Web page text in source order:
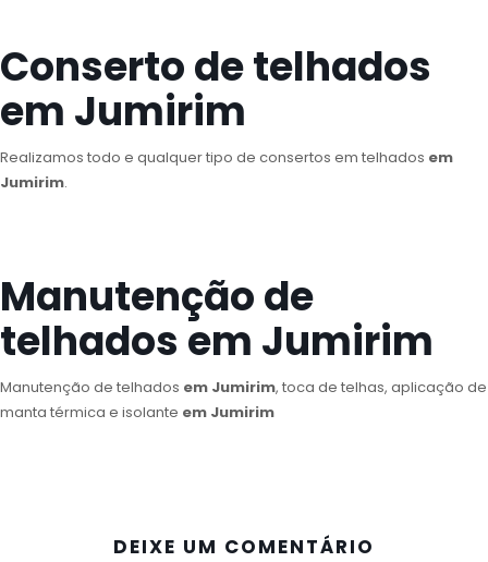
Conserto de telhados
em Jumirim
Realizamos todo e qualquer tipo de consertos em telhados em
Jumirim.
Manutenção de
telhados em Jumirim
Manutenção de telhados em Jumirim, toca de telhas, aplicação de
manta térmica e isolante em Jumirim
DEIXE UM COMENTÁRIO